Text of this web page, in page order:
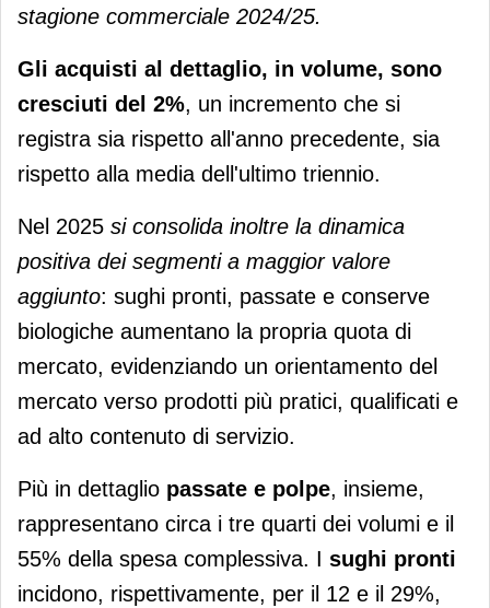
stagione commerciale 2024/25.
Gli acquisti al dettaglio, in volume, sono
cresciuti del 2%, un incremento che si
registra sia rispetto all'anno precedente, sia
rispetto alla media dell'ultimo triennio.
Nel 2025 si consolida inoltre la dinamica
positiva dei segmenti a maggior valore
aggiunto: sughi pronti, passate e conserve
biologiche aumentano la propria quota di
mercato, evidenziando un orientamento del
mercato verso prodotti più pratici, qualificati e
ad alto contenuto di servizio.
Più in dettaglio passate e polpe, insieme,
rappresentano circa i tre quarti dei volumi e il
55% della spesa complessiva. I sughi pronti
incidono, rispettivamente, per il 12 e il 29%,